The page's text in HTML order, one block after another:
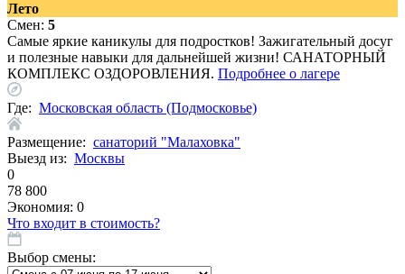
Лето
Смен: 5
Cамые яркие каникулы для подростков! Зажигательный досуг
и полезные навыки для дальнейшей жизни! САНАТОРНЫЙ
КОМПЛЕКС ОЗДОРОВЛЕНИЯ. Подробнее о лагере
Где: Московская область (Подмосковье)
Размещение: санаторий "Малаховка"
Выезд из: Москвы
0
78 800
Экономия: 0
Что входит в стоимость?
Выбор смены: